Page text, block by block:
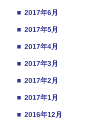
■ 2017年6月
■ 2017年5月
■ 2017年4月
■ 2017年3月
■ 2017年2月
■ 2017年1月
■ 2016年12月